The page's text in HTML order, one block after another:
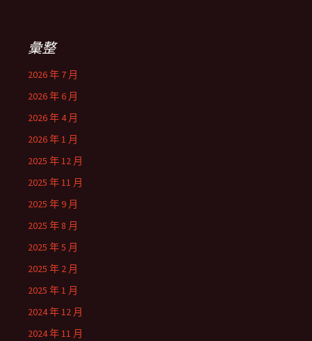
彙整
2026 年 7 月
2026 年 6 月
2026 年 4 月
2026 年 1 月
2025 年 12 月
2025 年 11 月
2025 年 9 月
2025 年 8 月
2025 年 5 月
2025 年 2 月
2025 年 1 月
2024 年 12 月
2024 年 11 月